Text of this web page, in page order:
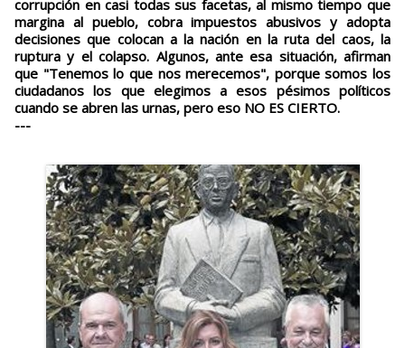
corrupción en casi todas sus facetas, al mismo tiempo que
margina al pueblo, cobra impuestos abusivos y adopta
decisiones que colocan a la nación en la ruta del caos, la
ruptura y el colapso. Algunos, ante esa situación, afirman
que "Tenemos lo que nos merecemos", porque somos los
ciudadanos los que elegimos a esos pésimos políticos
cuando se abren las urnas, pero eso NO ES CIERTO.
---